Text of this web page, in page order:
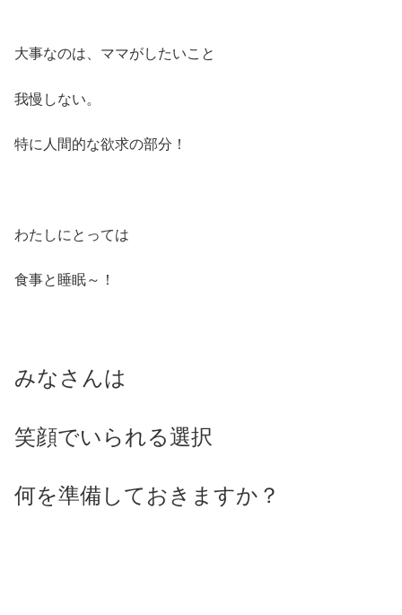
大事なのは、ママがしたいこと
我慢しない。
特に人間的な欲求の部分！
わたしにとっては
食事と睡眠～！
みなさんは
笑顔でいられる選択
何を準備しておきますか？